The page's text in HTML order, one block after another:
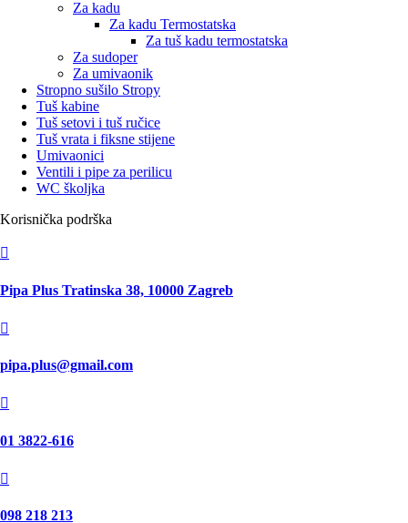
Za kadu
Za kadu Termostatska
Za tuš kadu termostatska
Za sudoper
Za umivaonik
Stropno sušilo Stropy
Tuš kabine
Tuš setovi i tuš ručice
Tuš vrata i fiksne stijene
Umivaonici
Ventili i pipe za perilicu
WC školjka
Korisnička podrška

Pipa Plus Tratinska 38, 10000 Zagreb

pipa.plus@gmail.com

01 3822-616

098 218 213